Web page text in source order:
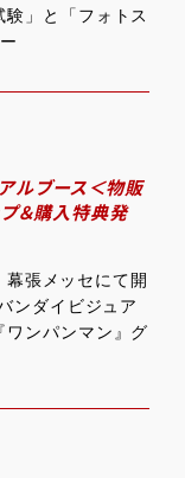
」と「フォトス
ルブース＜物販
＆購入特典発
張メッセにて開
ンダイビジュア
ワンパンマン』グ